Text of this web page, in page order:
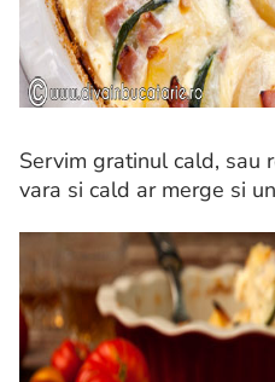
Servim gratinul cald, sau
vara si cald ar merge si